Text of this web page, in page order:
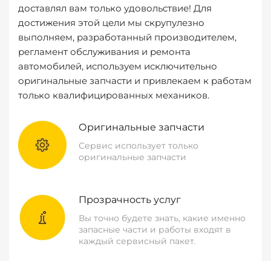
доставлял вам только удовольствие! Для
достижения этой цели мы скрупулезно
выполняем, разработанный производителем,
регламент обслуживания и ремонта
автомобилей, используем исключительно
оригинальные запчасти и привлекаем к работам
только квалифицированных механиков.
Оригинальные запчасти
Сервис использует только
оригинальные запчасти
Прозрачность услуг
Вы точно будете знать, какие именно
запасные части и работы входят в
каждый сервисный пакет.